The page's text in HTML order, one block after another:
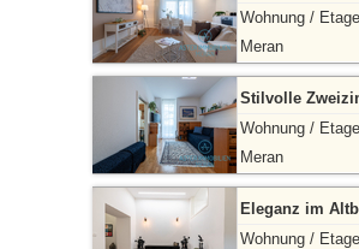
Wohnung / Etage
Meran
Stilvolle
Wohnung / Etage
Meran
Eleganz im
Wohnung / Etage